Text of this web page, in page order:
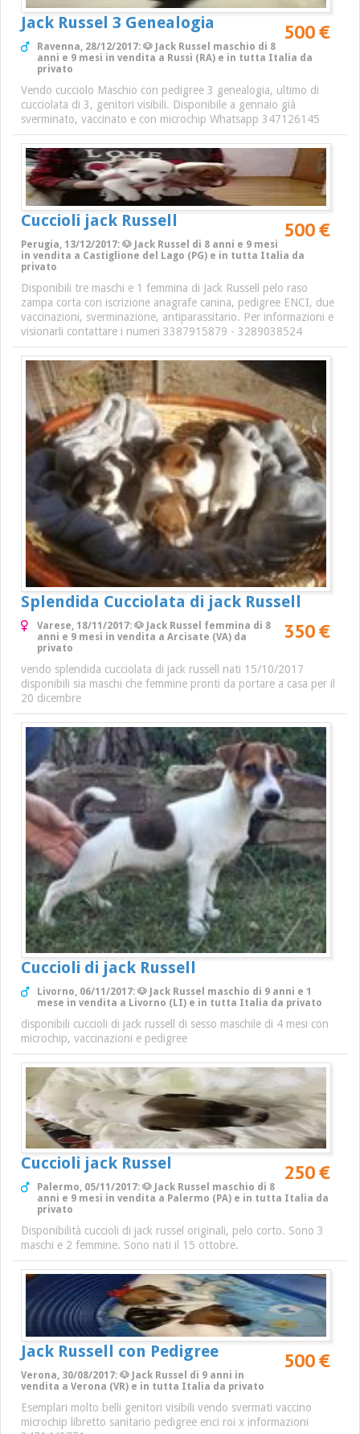
Jack Russel 3 Genealogia 500 €
Ravenna, 28/12/2017: 🐶 Jack Russel maschio di 8
anni e 9 mesi in vendita a Russi (RA) e in tutta Italia da
privato
Vendo cucciolo Maschio con pedigree 3 genealogia, ultimo di
cucciolata di 3, genitori visibili. Disponibile a gennaio già
sverminato, vaccinato e con microchip Whatsapp 347126145
Cuccioli jack Russell 500 €
Perugia, 13/12/2017: 🐶 Jack Russel di 8 anni e 9 mesi
in vendita a Castiglione del Lago (PG) e in tutta Italia da
privato
Disponibili tre maschi e 1 femmina di Jack Russell pelo raso
zampa corta con iscrizione anagrafe canina, pedigree ENCI, due
vaccinazioni, sverminazione, antiparassitario. Per informazioni e
visionarli contattare i numeri 3387915879 - 3289038524
Splendida Cucciolata di jack Russell
350 €
Varese, 18/11/2017: 🐶 Jack Russel femmina di 8
anni e 9 mesi in vendita a Arcisate (VA) da
privato
vendo splendida cucciolata di jack russell nati 15/10/2017
disponibili sia maschi che femmine pronti da portare a casa per il
20 dicembre
Cuccioli di jack Russell
Livorno, 06/11/2017: 🐶 Jack Russel maschio di 9 anni e 1
mese in vendita a Livorno (LI) e in tutta Italia da privato
disponibili cuccioli di jack russell di sesso maschile di 4 mesi con
microchip, vaccinazioni e pedigree
Cuccioli jack Russel 250 €
Palermo, 05/11/2017: 🐶 Jack Russel maschio di 8
anni e 9 mesi in vendita a Palermo (PA) e in tutta Italia da
privato
Disponibilità cuccioli di jack russel originali, pelo corto. Sono 3
maschi e 2 femmine. Sono nati il 15 ottobre.
Jack Russell con Pedigree 500 €
Verona, 30/08/2017: 🐶 Jack Russel di 9 anni in
vendita a Verona (VR) e in tutta Italia da privato
Esemplari molto belli genitori visibili vendo svermati vaccino
microchip libretto sanitario pedigree enci roi x informazioni